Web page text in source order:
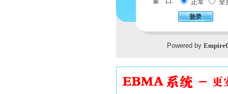
正常 全
Powered by